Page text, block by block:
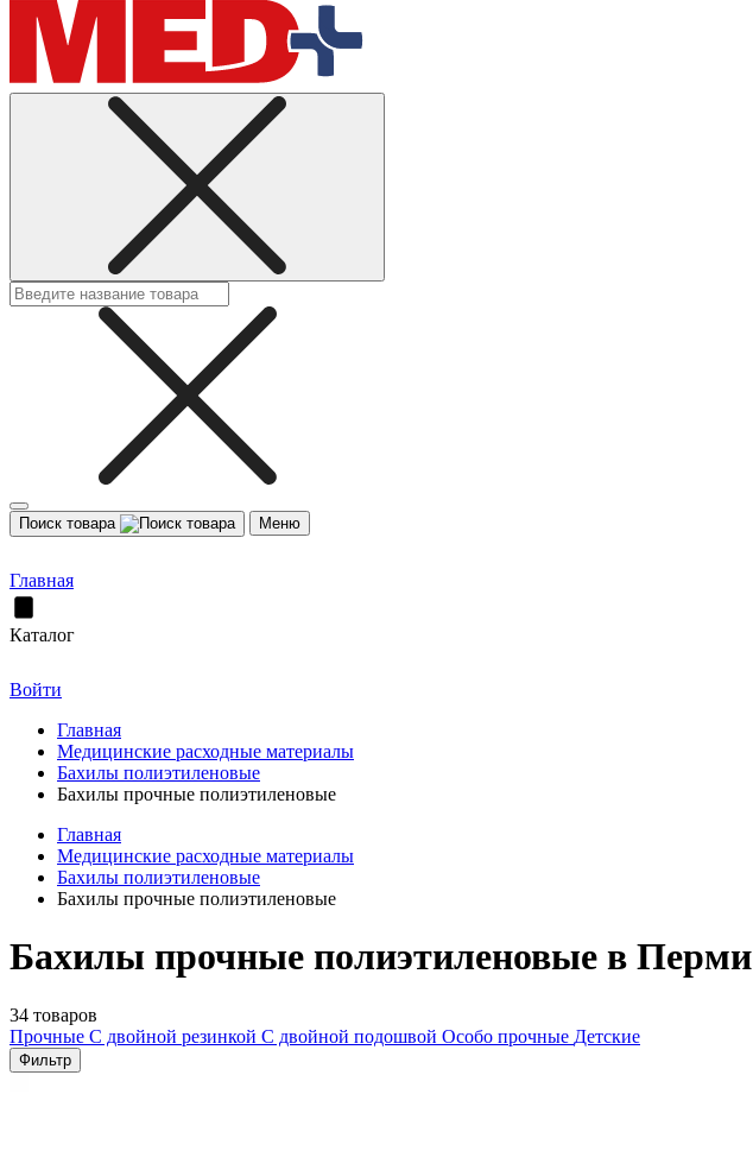
Поиск товара Меню
Главная
Каталог
Войти
Главная
Медицинские расходные материалы
Бахилы полиэтиленовые
Бахилы прочные полиэтиленовые
Главная
Медицинские расходные материалы
Бахилы полиэтиленовые
Бахилы прочные полиэтиленовые
Бахилы прочные полиэтиленовые в Перми
34 товаров
Прочные С двойной резинкой С двойной подошвой Особо прочные Детские
Фильтр